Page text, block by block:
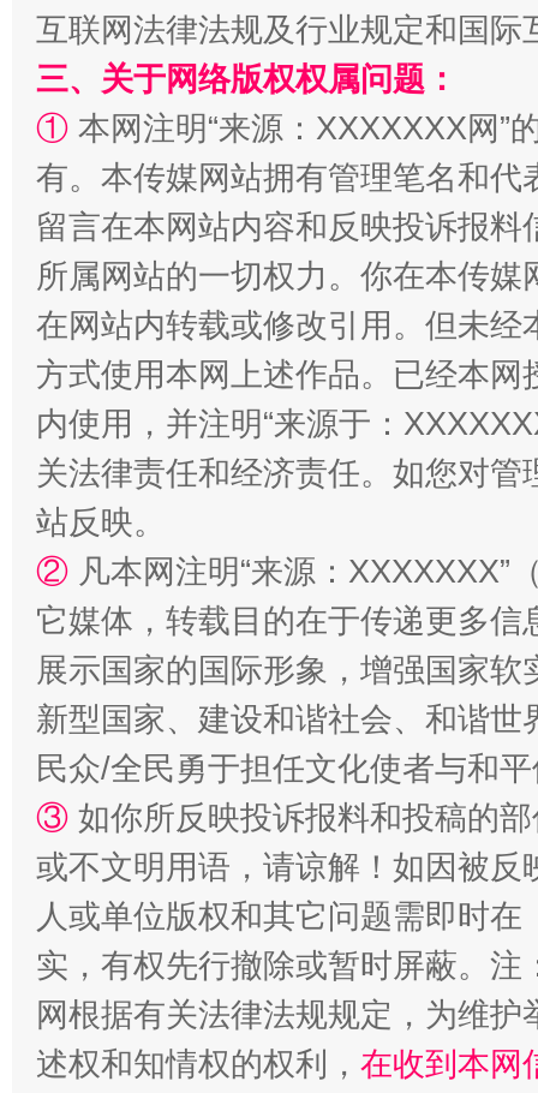
国家大学科技园优化重塑工作
互联网法律法规及行业规定和国
三、关于网络版权权属问题：
① 本网注明“来源：XXXXXXX网”
有。本传媒网站拥有管理笔名和
留言在本网站内容和反映投诉报
所属网站的一切权力。你在本传
在网站内转载或修改引用。但未
方式使用本网上述作品。已经本
内使用，并注明“来源于：
关法律责任和经济责任。如您对
站反映。
② 凡本网注明“来源：
它媒体，转载目的在于传递更多
展示国家的国际形象，增强国家
新型国家、建设和谐社会、和谐
民众/全民勇于担任文化使者与和
③ 如你所反映投诉报料和投稿的
或不文明用语，请谅解！如因被
人或单位版权和其它问题需即时在
实，有权先行撤除或暂时屏蔽。
网根据有关法律法规规定，为维
述权和知情权的权利， 在收到本网